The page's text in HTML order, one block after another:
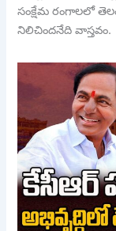
సంక్షేమ రంగాలలో
నిలిచిందనేది వాస్తవం.